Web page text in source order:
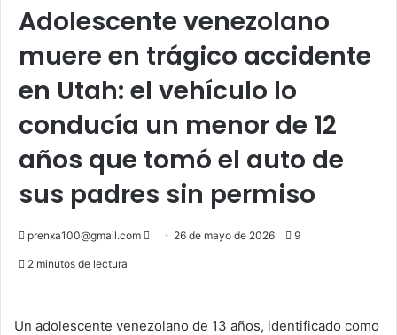
Adolescente venezolano
muere en trágico accidente
en Utah: el vehículo lo
conducía un menor de 12
años que tomó el auto de
sus padres sin permiso
prenxa100@gmail.com
Send 26 de mayo de 2026 9
2 minutos de lectura
Un adolescente venezolano de 13 años, identificado como